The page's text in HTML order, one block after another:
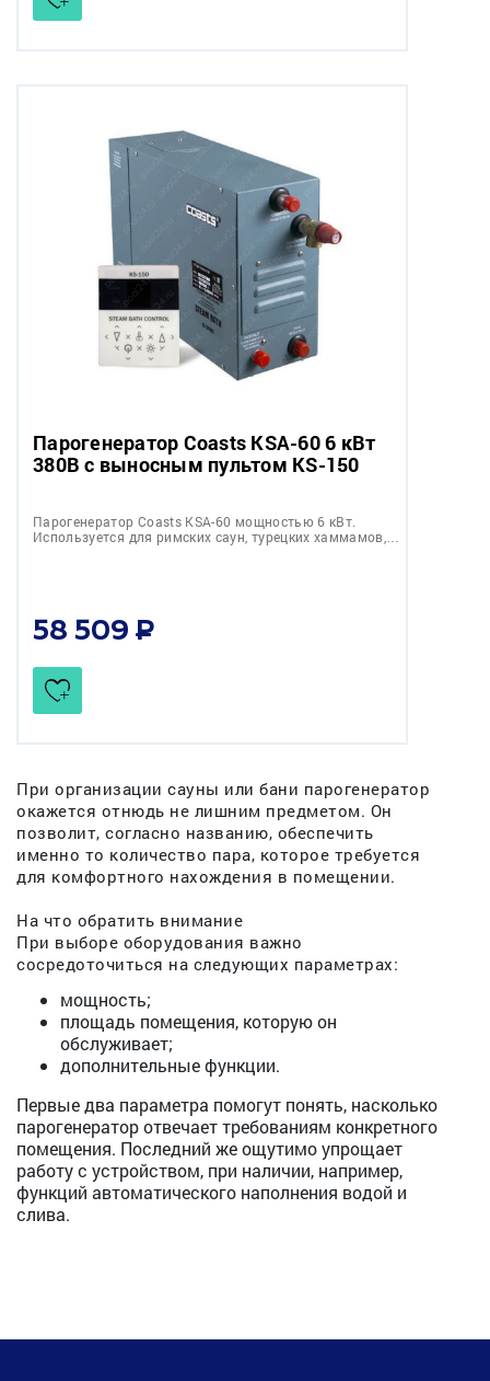
Парогенератор Coasts KSA-60 6 кВт
380В с выносным пультом KS-150
Парогенератор Coasts KSA-60 мощностью 6 кВт.
Используется для римских саун, турецких хаммамов,…
58 509
При организации сауны или бани парогенератор
окажется отнюдь не лишним предметом. Он
позволит, согласно названию, обеспечить
именно то количество пара, которое требуется
для комфортного нахождения в помещении.
На что обратить внимание
При выборе оборудования важно
сосредоточиться на следующих параметрах:
мощность;
площадь помещения, которую он
обслуживает;
дополнительные функции.
Первые два параметра помогут понять, насколько
парогенератор отвечает требованиям конкретного
помещения. Последний же ощутимо упрощает
работу с устройством, при наличии, например,
функций автоматического наполнения водой и
слива.